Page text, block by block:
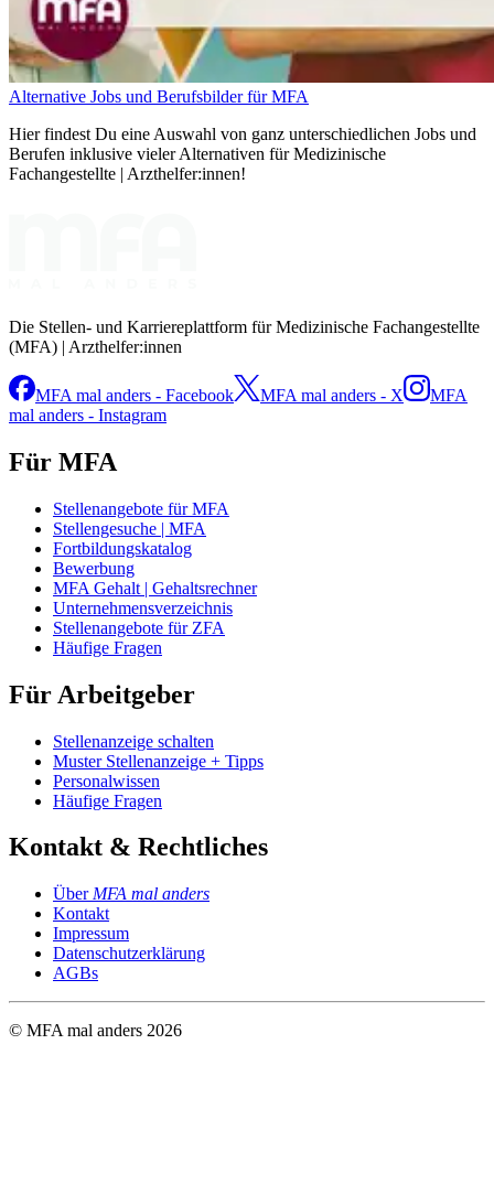
Alternative Jobs und Berufsbilder für MFA
Hier findest Du eine Auswahl von ganz unterschiedlichen Jobs und
Berufen inklusive vieler Alternativen für Medizinische
Fachangestellte | Arzthelfer:innen!
Die Stellen- und Karriereplattform für Medizinische Fachangestellte
(MFA) | Arzthelfer:innen
MFA mal anders - Facebook MFA mal anders - X
MFA
mal anders - Instagram
Für MFA
Stellenangebote für MFA
Stellengesuche | MFA
Fortbildungskatalog
Bewerbung
MFA Gehalt | Gehaltsrechner
Unternehmensverzeichnis
Stellenangebote für ZFA
Häufige Fragen
Für Arbeitgeber
Stellenanzeige schalten
Muster Stellenanzeige + Tipps
Personalwissen
Häufige Fragen
Kontakt & Rechtliches
Über MFA mal anders
Kontakt
Impressum
Datenschutzerklärung
AGBs
© MFA mal anders 2026